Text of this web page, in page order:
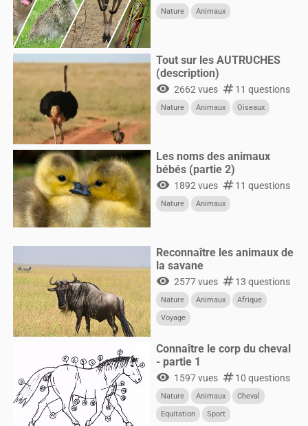
Nature Animaux
Tout sur les AUTRUCHES
(description)
visibility 2662 vues numbers11 questions
Nature Animaux Oiseaux
Les noms des animaux
bébés (partie 2)
visibility 1892 vues numbers11 questions
Nature Animaux
Reconnaître les animaux de
la savane
visibility 2577 vues numbers13 questions
Nature Animaux
Afrique
Voyage
Connaître le corp du cheval
- partie 1
visibility 1597 vues numbers10 questions
Nature Animaux
Cheval
Equitation
Sport